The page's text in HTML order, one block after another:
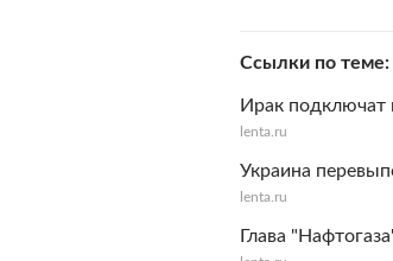
Ссылки по теме
Ирак подключат
lenta.ru
Украина
lenta.ru
Глава